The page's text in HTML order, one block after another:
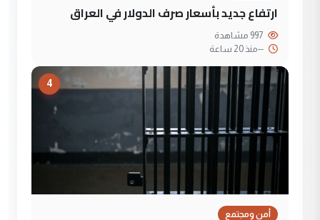
ارتفاع جديد بأسعار صرف الدولار في العراق
--منذ 20 ساعة
4
أمن ومجتمع